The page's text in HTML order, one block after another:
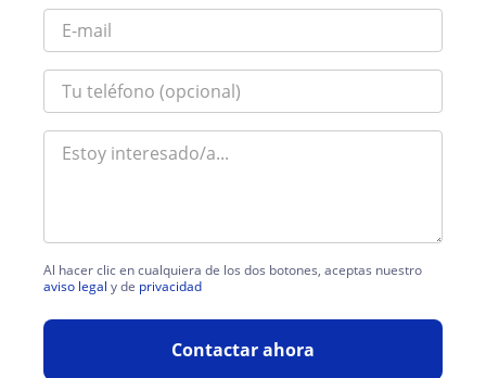
Al hacer clic en cualquiera de los dos botones, aceptas nuestro
aviso legal y de privacidad
Contactar ahora